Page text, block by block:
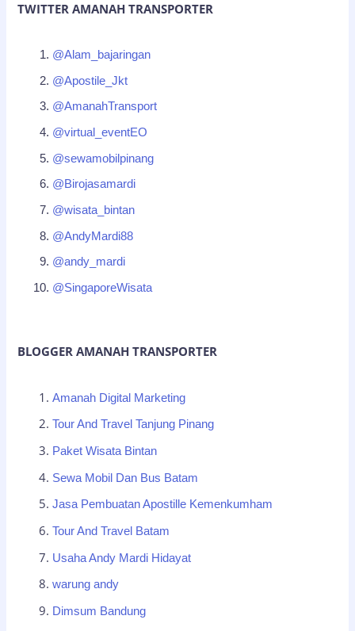
TWITTER AMANAH TRANSPORTER
@Alam_bajaringan
@Apostile_Jkt
@AmanahTransport
@virtual_eventEO
@sewamobilpinang
@Birojasamardi
@wisata_bintan
@AndyMardi88
@andy_mardi
@SingaporeWisata
BLOGGER AMANAH TRANSPORTER
Amanah Digital Marketing
Tour And Travel Tanjung Pinang
Paket Wisata Bintan
Sewa Mobil Dan Bus Batam
Jasa Pembuatan Apostille Kemenkumham
Tour And Travel Batam
Usaha Andy Mardi Hidayat
warung andy
Dimsum Bandung